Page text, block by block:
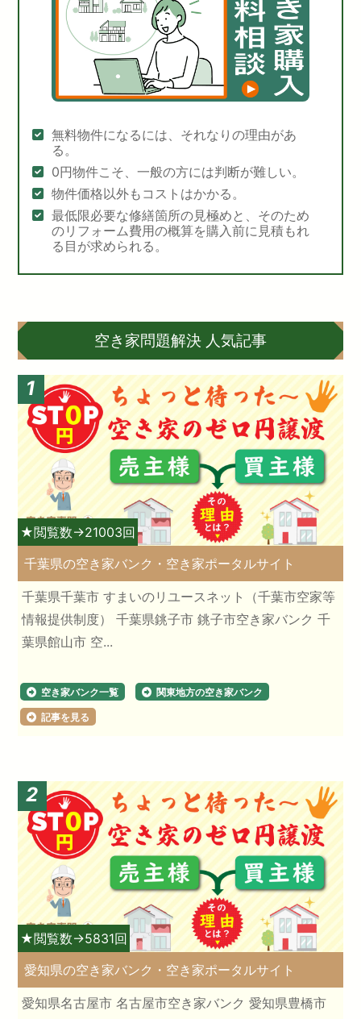
無料物件になるには、それなりの理由があ
る。
0円物件こそ、一般の方には判断が難しい。
物件価格以外もコストはかかる。
最低限必要な修繕箇所の見極めと、そのため
のリフォーム費用の概算を購入前に見積もれ
る目が求められる。
空き家問題解決 人気記事
1
★閲覧数→21003回
千葉県の空き家バンク・空き家ポータルサイト
千葉県千葉市 すまいのリユースネット（千葉市空家等
情報提供制度） 千葉県銚子市 銚子市空き家バンク 千
葉県館山市 空...
空き家バンク一覧 関東地方の空き家バンク
記事を見る
2
★閲覧数→5831回
愛知県の空き家バンク・空き家ポータルサイト
愛知県名古屋市 名古屋市空き家バンク 愛知県豊橋市